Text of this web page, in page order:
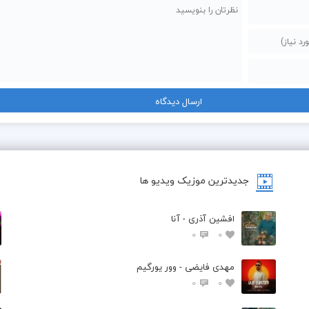
شرایط میبینم ادامه میدم و کی میشه فرعی کی میشه اصلی
........................................................................
بازی سفته چسبیدم و الان گاماس گاماس مینویسم
تو واسه ی پول واسه ی عشق ، برام مهم نی حرفات ، بهتره دیگه ببندی اون
به تو نمیرسه که میکنی منو تو قضاوت
بم بگو الان چطوری میکنی جسارت
جدیدترین موزیک ویدیو ها
افشین آذری - آنا
0
0
مهدی فایضی - وور یورگیم
0
0